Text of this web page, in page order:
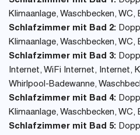
Klimaanlage, Waschbecken, WC,
Schlafzimmer mit Bad 2:
Klimaanlage, Waschbecken, WC,
Schlafzimmer mit Bad 3:
Internet, WiFi Internet, Internet,
Whirlpool-Badewanne,
Schlafzimmer mit Bad 4:
Klimaanlage, Waschbecken, WC,
Schlafzimmer mit Bad 5: